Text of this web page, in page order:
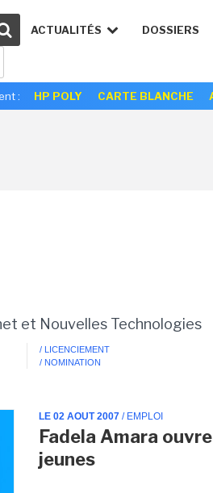
ACTUALITÉS DOSSIERS
: HP POLY CARTE BLANCHE
et Nouvelles Technologies
/ LICENCIEMENT
/ NOMINATION
LE 02 AOUT 2007 / EMPLOI
Fadela Amara
jeunes